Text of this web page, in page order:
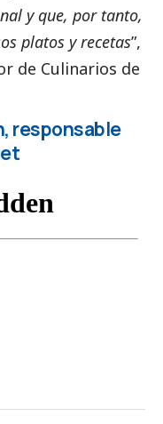
y que, por tanto,
platos y recetas”,
de Culinarios de
responsable